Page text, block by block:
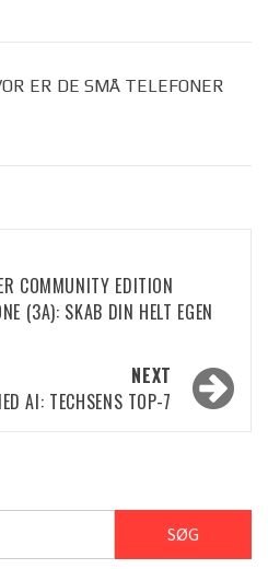
ER DE SMÅ TELEFONER
COMMUNITY EDITION
(3A): SKAB DIN HELT EGEN
NEXT
AI: TECHSENS TOP-7